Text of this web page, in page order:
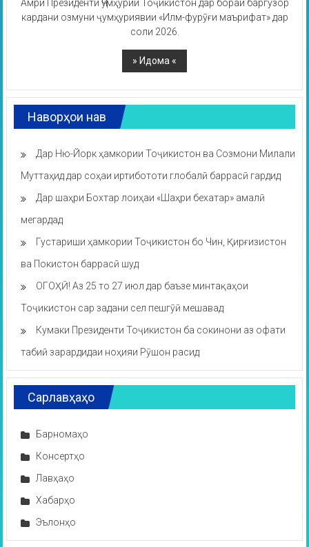
Амри Президенти Ҷумҳурии Тоҷикистон дар бораи баргузор
кардани озмуни ҷумҳуриявии «Илм-фурӯғи маърифат» дар
соли 2026.
Наворҳои нав
Дар Ню-Йорк ҳамкории Тоҷикистон ва Созмони Милали
Муттаҳид дар соҳаи иртибототи глобалӣ баррасӣ гардид
Дар шаҳри Бохтар лоиҳаи «Шаҳри бехатар» амалӣ
мегардад
Густариши ҳамкории Тоҷикистон бо Чин, Қирғизистон
ва Покистон баррасӣ шуд
ОГОҲӢ! Аз 25 то 27 июл дар баъзе минтақаҳои
Тоҷикистон сар задани сел пешгӯӣ мешавад
Кумаки Президенти Тоҷикистон ба сокинони аз офати
табиӣ зарардидаи ноҳияи Рӯшон расид
Сарлавҳаҳо
Барномаҳо
Консертҳо
Лавҳаҳо
Хабарҳо
Эълонҳо